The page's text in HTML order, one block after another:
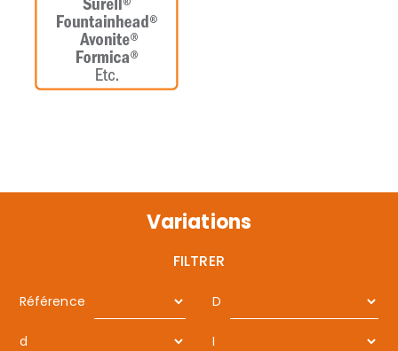
Variations
FILTRER
Référence D
d I